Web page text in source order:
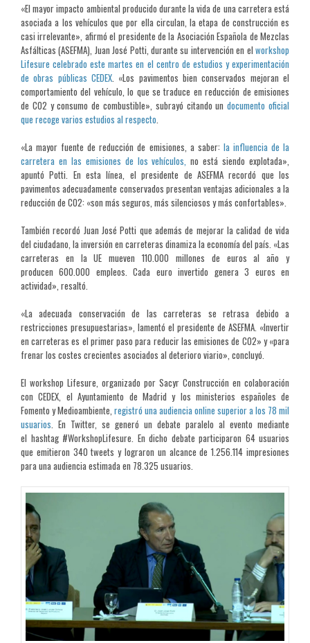
«El mayor impacto ambiental producido durante la vida de una carretera está
asociada a los vehículos que por ella circulan, la etapa de construcción es
casi irrelevante», afirmó el presidente de la Asociación Española de Mezclas
Asfálticas (ASEFMA), Juan José Potti, durante su intervención en el workshop
Lifesure celebrado este martes en el centro de estudios y experimentación
de obras públicas CEDEX . «Los pavimentos bien conservados mejoran el
comportamiento del vehículo, lo que se traduce en reducción de emisiones
de CO2 y consumo de combustible», subrayó citando undocumento oficial
que recoge varios estudios al respecto
«La mayor fuente de reducción de emisiones, a saber: la influencia de la
carretera en las emisiones de los vehículos, no está siendo explotada»,
apuntó Potti. En esta línea, el presidente de ASEFMA recordó que los
pavimentos adecuadamente conservados presentan ventajas adicionales a la
reducción de CO2: «son más seguros, más silenciosos y más confortables».
También recordó Juan José Potti que además de mejorar la calidad de vida
del ciudadano, la inversión en carreteras dinamiza la economía del país. «Las
carreteras en la UE mueven 110.000 millones de euros al año y
producen 600.000 empleos. Cada euro invertido genera 3 euros en
actividad», resaltó.
«La adecuada conservación de las carreteras se retrasa debido a
restricciones presupuestarias», lamentó el presidente de ASEFMA. «Invertir
en carreteras es el primer paso para reducir las emisiones de CO2» y «para
frenar los costes crecientes asociados al deterioro viario», concluyó.
El workshop Lifesure, organizado por Sacyr Construcción en colaboración
con CEDEX, el Ayuntamiento de Madrid y los ministerios españoles de
Fomento y Medioambiente, registró una audiencia online superior a los 78 mil
usuarios . En Twitter, se generó un debate paralelo al evento mediante
el hashtag #WorkshopLifesure. En dicho debate participaron 64 usuarios
que emitieron 340 tweets y lograron un alcance de 1.256.114 impresiones
para una audiencia estimada en 78.325 usuarios.